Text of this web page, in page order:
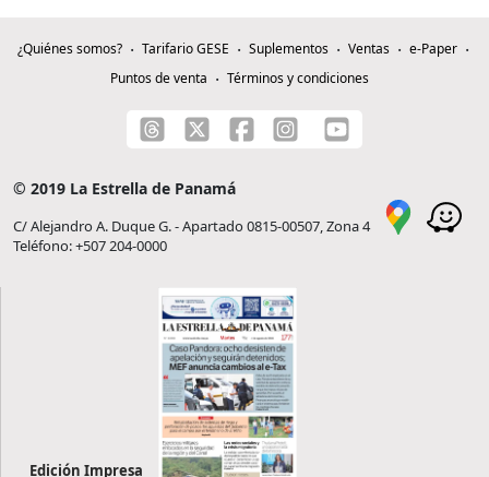
¿Quiénes somos? Tarifario GESE Suplementos Ventas
e-Paper
Puntos de venta
Términos y condiciones
© 2019 La Estrella de Panamá
C/ Alejandro A. Duque G. - Apartado 0815-00507, Zona 4
Teléfono: +507 204-0000
Edición Impresa